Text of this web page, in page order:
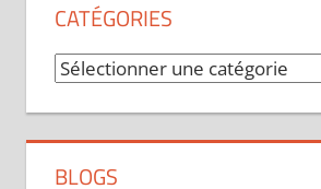
CATÉGORIES
Catégories
BLOGS